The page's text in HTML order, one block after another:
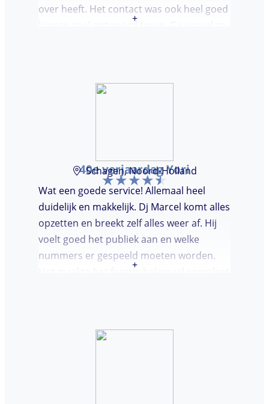
over heeft. Het contact was ook heel goed
kregen snel antwoord terug. Ga vooral zo
+
40e verjaardag Yori
Schagen, Noord-Holland
Wat een goede service! Allemaal heel
duidelijk en makkelijk. Dj Marcel komt alles
opzetten en breekt zelf alles weer af. Hij
voelt goed het publiek aan en welke
nummers er gespeeld moeten worden.
Het maakte het feestje helemaal compleet
+